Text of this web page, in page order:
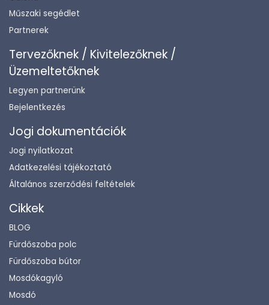
Műszaki segédlet
Partnerek
Tervezőknek / Kivitelezőknek /
Üzemeltetőknek
Legyen partnerünk
Bejelentkezés
Jogi dokumentációk
Jogi nyilatkozat
Adatkezelési tájékoztató
Általános szerződési feltételek
Cikkek
BLOG
Fürdőszoba polc
Fürdőszoba bútor
Mosdókagyló
Mosdó